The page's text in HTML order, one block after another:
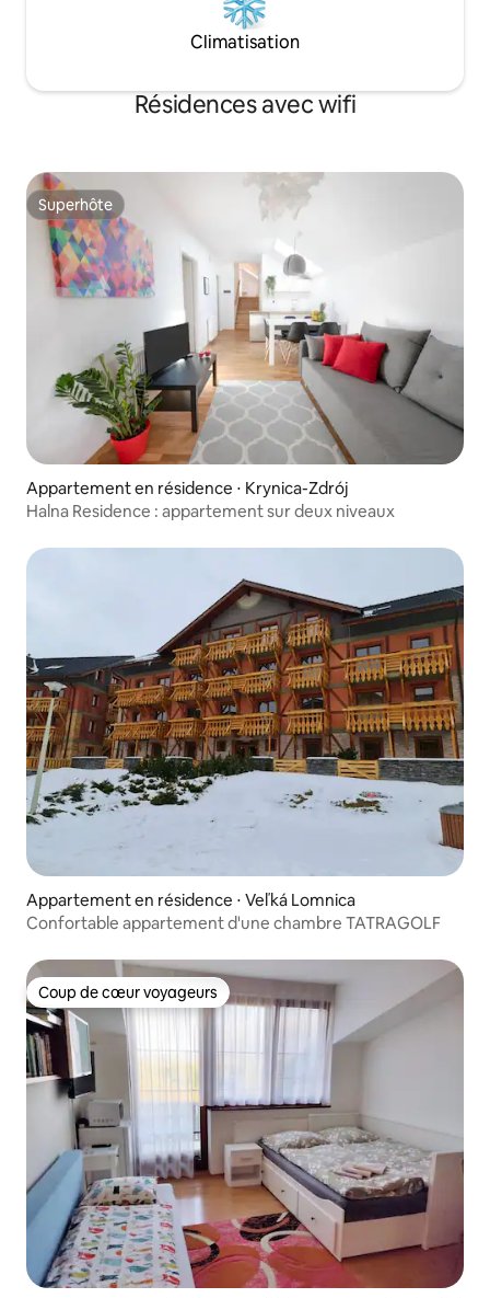
Climatisation
Résidences avec wifi
Superhôte
Superhôte
Appartement en résidence ⋅ Krynica-Zdrój
Halna Residence : appartement sur deux niveaux
Appartement en résidence ⋅ Veľká Lomnica
Confortable appartement d'une chambre TATRAGOLF
Coup de cœur voyageurs
Coup de cœur voyageurs